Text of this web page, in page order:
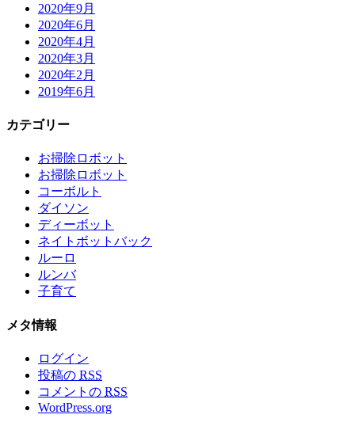
2020年9月
2020年6月
2020年4月
2020年3月
2020年2月
2019年6月
カテゴリー
お掃除ロボット
お掃除ロボット
コーボルト
ダイソン
ディーボット
ネイトボットバック
ルーロ
ルンバ
子育て
メタ情報
ログイン
投稿の RSS
コメントの RSS
WordPress.org